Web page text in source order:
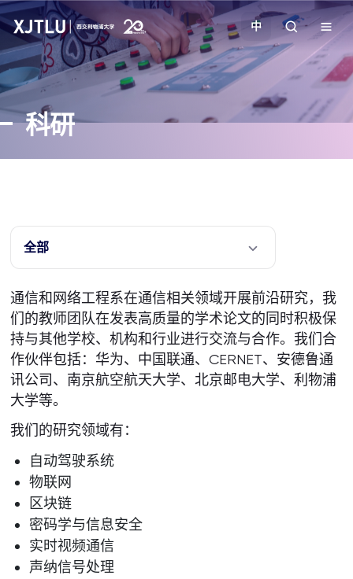
教学
招生
学院
校园生活
关于我们
中
科研
全部
通信和网络工程系在通信相关领域开展前沿研究，我
们的教师团队在发表高质量的学术论文的同时积极保
持与其他学校、机构和行业进行交流与合作。我们合
作伙伴包括：华为、中国联通、CERNET、安德鲁通
讯公司、南京航空航天大学、北京邮电大学、利物浦
大学等。
我们的研究领域有：
自动驾驶系统
物联网
区块链
密码学与信息安全
实时视频通信
声纳信号处理